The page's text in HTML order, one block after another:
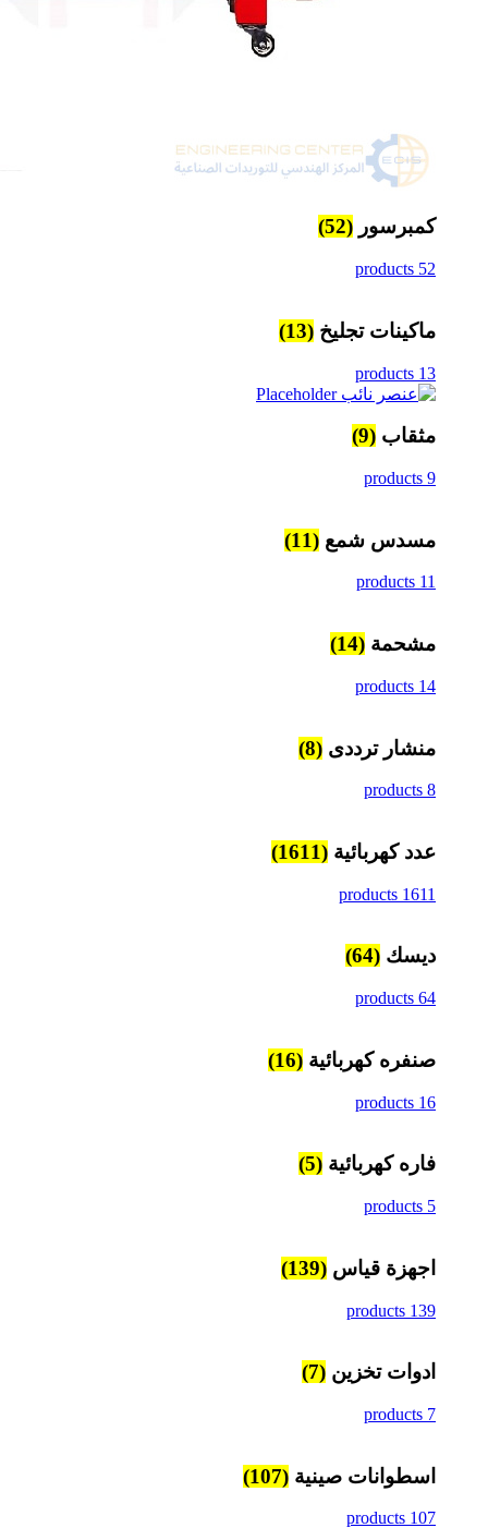
كمبرسور (52)
52 products
ماكينات تجليخ (13)
13 products
مثقاب (9)
9 products
مسدس شمع (11)
11 products
مشحمة (14)
14 products
منشار ترددى (8)
8 products
عدد كهربائية (1611)
1611 products
ديسك (64)
64 products
صنفره كهربائية (16)
16 products
فاره كهربائية (5)
5 products
اجهزة قياس (139)
139 products
ادوات تخزين (7)
7 products
اسطوانات صينية (107)
107 products